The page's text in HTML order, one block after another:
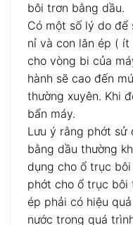
bôi trơn bằng dầu.
Có một số lý do để
nỉ và con lăn ép (
cho vòng bi của
hành sẽ cao đến
thường xuyên. Khi
bẩn máy.
Lưu ý rằng phớt sử
bằng dầu thường
dụng cho ổ trục
phớt cho ổ trục bôi
ép phải có hiệu
nước trong quá